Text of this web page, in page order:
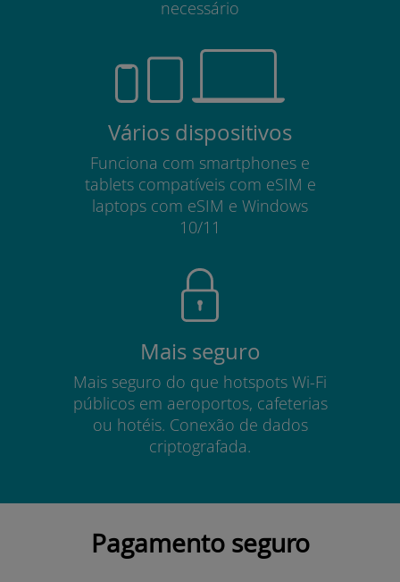
necessário
Vários dispositivos
Funciona com smartphones e
tablets compatíveis com eSIM e
laptops com eSIM e Windows
10/11
Mais seguro
Mais seguro do que hotspots Wi-Fi
públicos em aeroportos, cafeterias
ou hotéis. Conexão de dados
criptografada.
Pagamento seguro